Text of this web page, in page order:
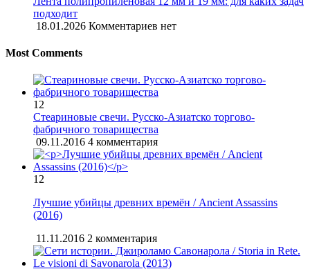
подходит
18.01.2026 Комментариев нет
Most Comments
12
Стеариновые свечи. Русско-Азиатско торгово-
фабричного товарищества
09.11.2016 4 комментария
12
Лучшие убийцы древних времён / Ancient Assassins
(2016)
11.11.2016 2 комментария